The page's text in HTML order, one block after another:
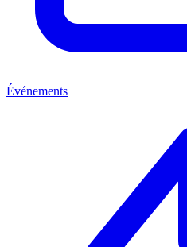
Événements